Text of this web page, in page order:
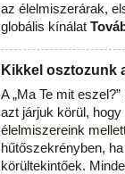
az élelmiszerárak,
globális kínálat
Kikkel osztozunk
A „Ma Te mit
azt járjuk körül, hogy
élelmiszereink
hűtőszekrényben,
körültekintőek.